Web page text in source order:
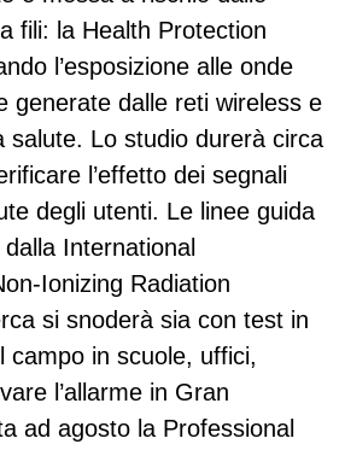
fili: la Health Protection
l’esposizione alle onde
generate dalle reti wireless e
salute. Lo studio durerà circa
l’effetto dei segnali
degli utenti. Le linee guida
International
Ionizing Radiation
si snoderà sia con test in
campo in scuole, uffici,
l’allarme in Gran
ad agosto la Professional